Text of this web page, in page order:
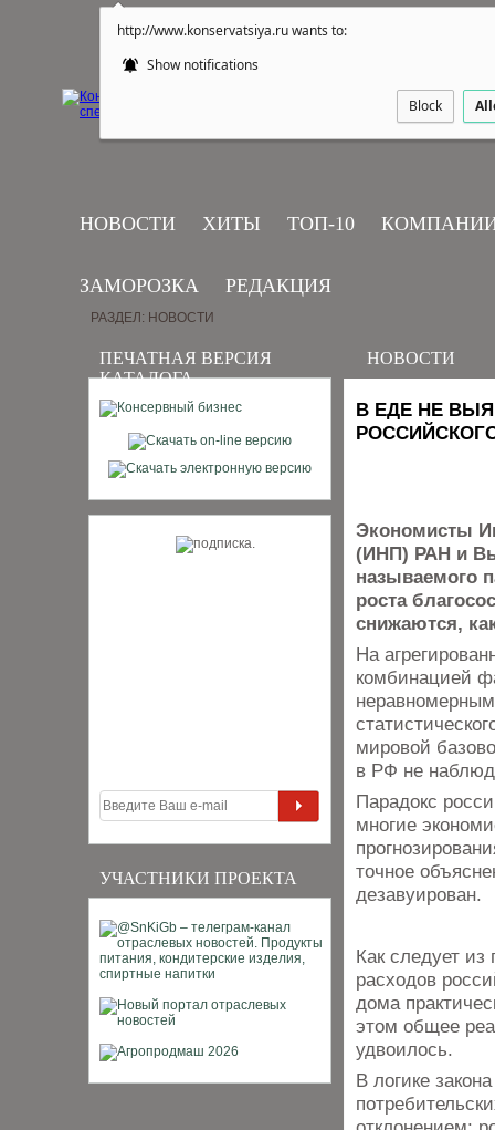
http://www.konservatsiya.ru wants to:
Show notifications
Block
НОВОСТИ ХИТЫ ТОП-10
ЗАМОРОЗКА РЕДАКЦИЯ
ПЕЧАТНАЯ ВЕРСИЯ
КАТАЛОГА
УЧАСТНИКИ ПРОЕКТА
РАЗДЕЛ: НОВОСТИ
НОВОСТИ
В ЕДЕ НЕ
Экономисты
(ИНП) РАН и
называемого
роста
снижаются,
На
комбинацией
мировой
в РФ не
Парадокс
многие
точное
дезавуирован.
Как следует из
расходов
дома
этом общее
удвоилось.
В логике